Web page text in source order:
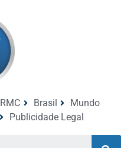
RMC Brasil
Mundo
Publicidade Legal